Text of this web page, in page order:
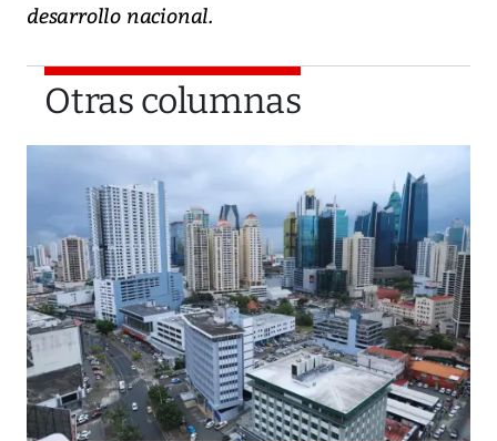
desarrollo nacional.
Otras columnas